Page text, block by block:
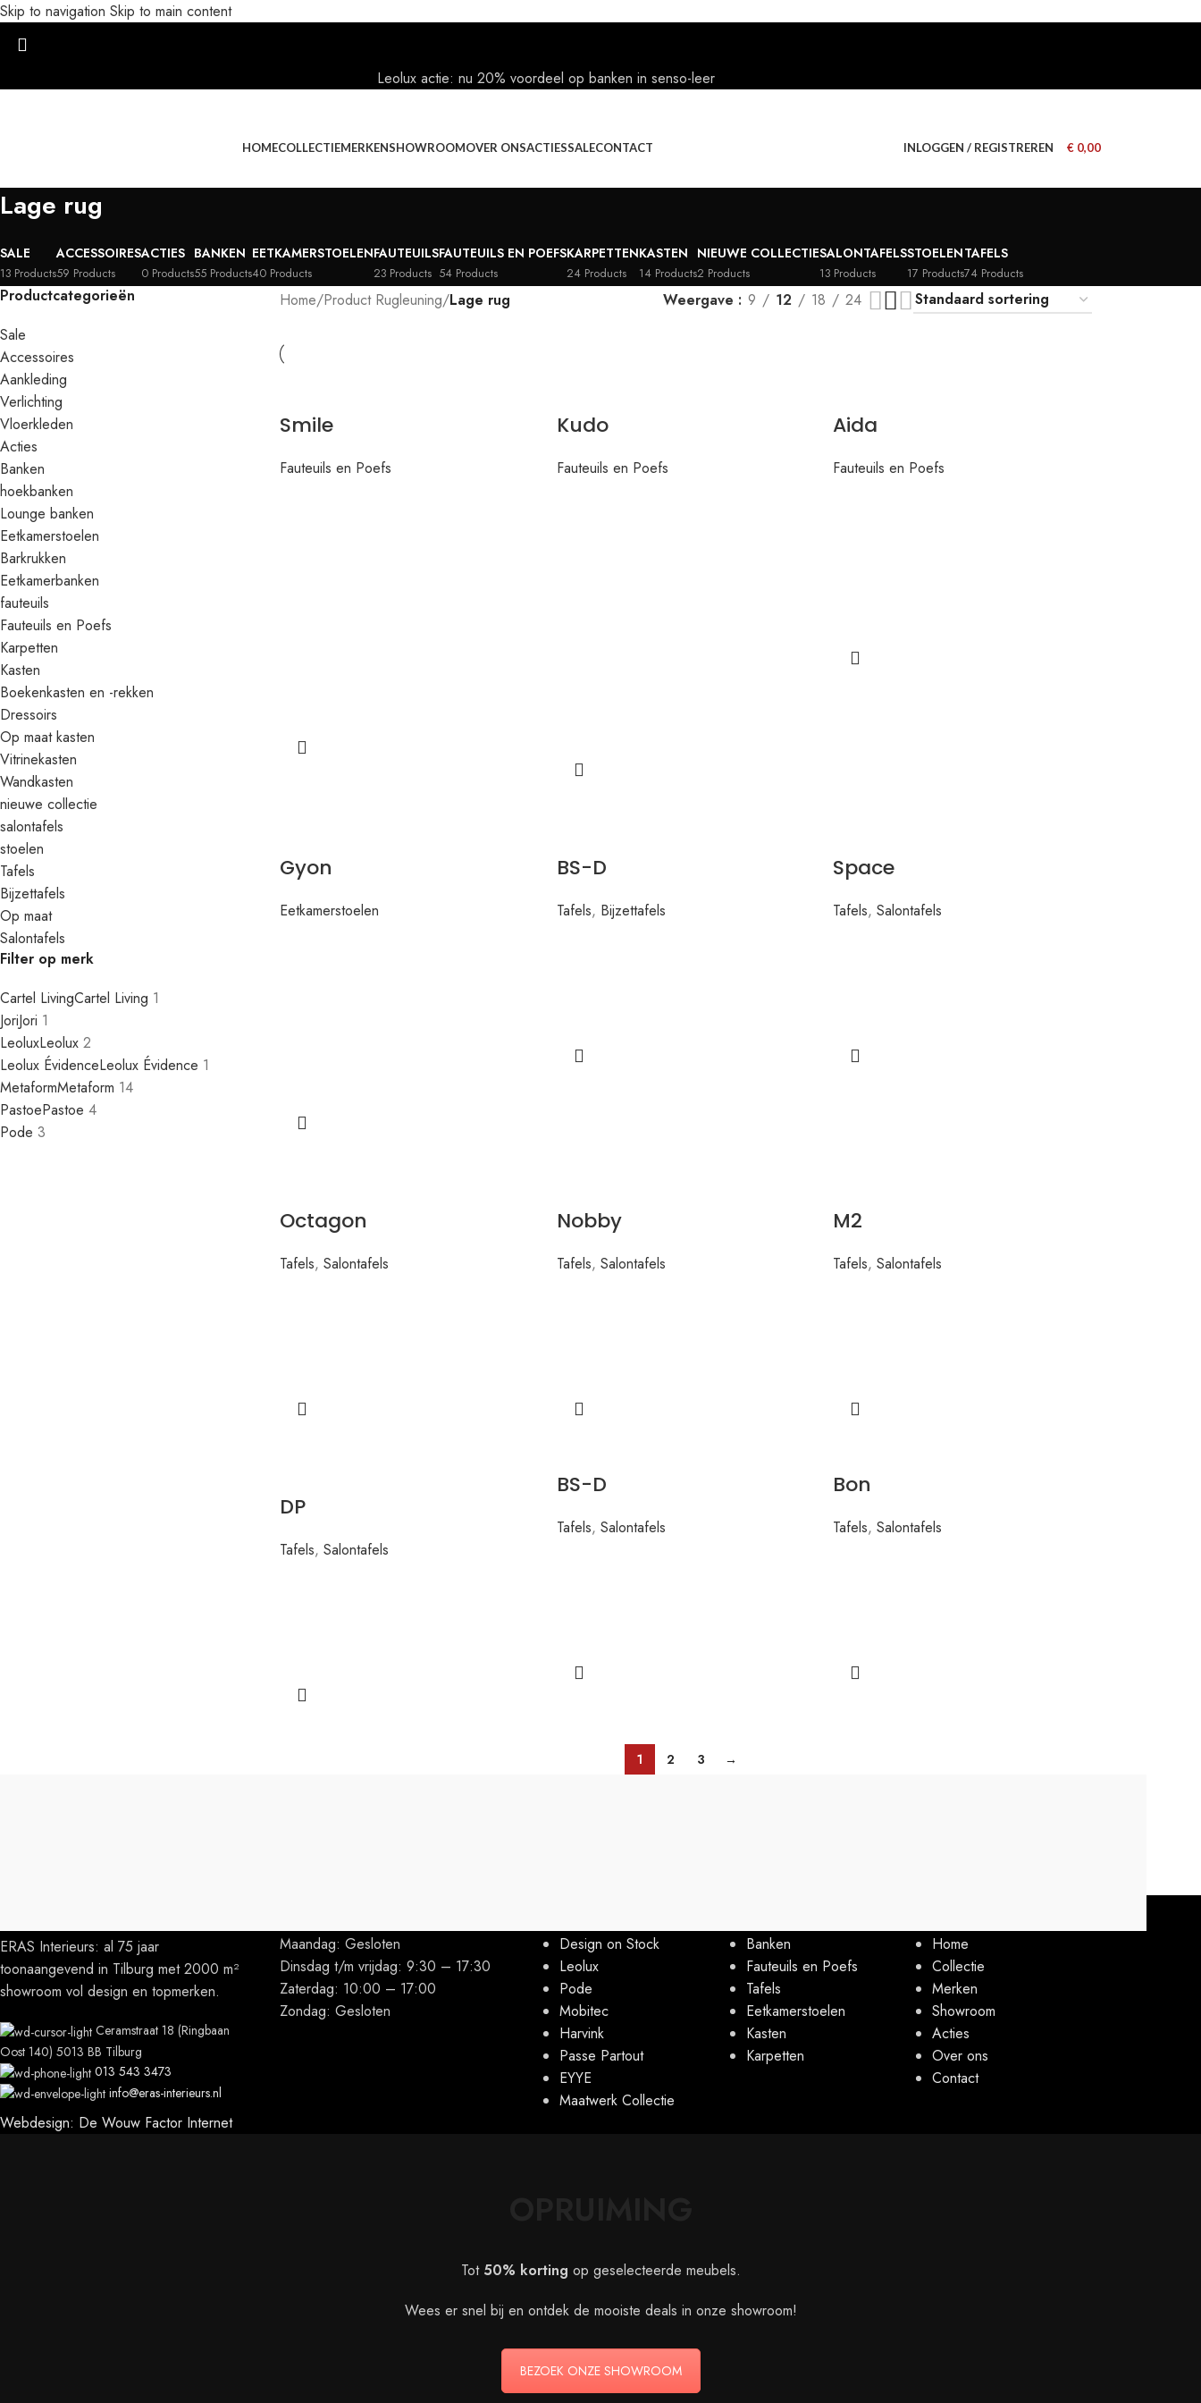
Skip to navigation Skip to main content
Leolux actie: nu 20% voordeel op banken in senso-leer
HOMECOLLECTIEMERKENSHOWROOMOVER ONSACTIESSALECONTACT INLOGGEN / REGISTREREN € 0,00
Lage rug
SALE
13 Products
ACCESSOIRES
59 Products
ACTIES
0 Products
BANKEN
55 Products
EETKAMERSTOELEN
40 Products
FAUTEUILS
23 Products
FAUTEUILS EN POEFS
54 Products
KARPETTEN
24 Products
KASTEN
14 Products
NIEUWE COLLECTIE
2 Products
SALONTAFELS
13 Products
STOELEN
17 Products
TAFELS
74 Products
Productcategorieën
Sale
Accessoires
Aankleding
Verlichting
Vloerkleden
Acties
Banken
hoekbanken
Lounge banken
Eetkamerstoelen
Barkrukken
Eetkamerbanken
fauteuils
Fauteuils en Poefs
Karpetten
Kasten
Boekenkasten en -rekken
Dressoirs
Op maat kasten
Vitrinekasten
Wandkasten
nieuwe collectie
salontafels
stoelen
Tafels
Bijzettafels
Op maat
Salontafels
Filter op merk
Cartel LivingCartel Living 1
JoriJori 1
LeoluxLeolux 2
Leolux ÉvidenceLeolux Évidence 1
MetaformMetaform 14
PastoePastoe 4
Pode 3
Home/Product Rugleuning/Lage rug Weergave 9 12 18 24
Smile
Fauteuils en Poefs
Kudo
Fauteuils en Poefs
Aida
Fauteuils en Poefs
Gyon
Eetkamerstoelen
BS-D
Tafels, Bijzettafels
Space
Tafels, Salontafels
Octagon
Tafels, Salontafels
Nobby
Tafels, Salontafels
M2
Tafels, Salontafels
DP
Tafels, Salontafels
BS-D
Tafels, Salontafels
Bon
Tafels, Salontafels
1 2 3 →
ERAS Interieurs: al 75 jaar
toonaangevend in Tilburg met 2000 m²
showroom vol design en topmerken.
Ceramstraat 18 (Ringbaan
Oost 140) 5013 BB Tilburg
013 543 3473
info@eras-interieurs.nl
Maandag: Gesloten
Dinsdag t/m vrijdag: 9:30 – 17:30
Zaterdag: 10:00 – 17:00
Zondag: Gesloten
Design on Stock
Leolux
Pode
Mobitec
Harvink
Passe Partout
EYYE
Maatwerk Collectie
Banken
Fauteuils en Poefs
Tafels
Eetkamerstoelen
Kasten
Karpetten
Home
Collectie
Merken
Showroom
Acties
Over ons
Contact
Webdesign: De Wouw Factor Internet
Tot 50% korting op geselecteerde meubels.
Wees er snel bij en ontdek de mooiste deals in onze showroom!
BEZOEK ONZE SHOWROOM